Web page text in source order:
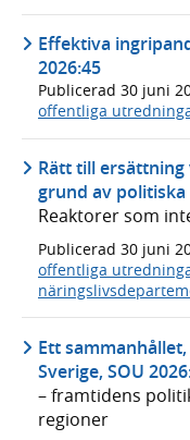
Effektiva
2026:45
Publicerad 30 juni
offentliga
Rätt till
grund av politiska
Reaktorer som
Publicerad 30 juni
offentliga
Ett
Sverige, SOU
– framtidens
regioner